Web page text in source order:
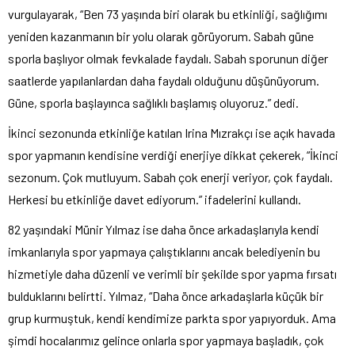
vurgulayarak, “Ben 73 yaşında biri olarak bu etkinliği, sağlığımı
yeniden kazanmanın bir yolu olarak görüyorum. Sabah güne
sporla başlıyor olmak fevkalade faydalı. Sabah sporunun diğer
saatlerde yapılanlardan daha faydalı olduğunu düşünüyorum.
Güne, sporla başlayınca sağlıklı başlamış oluyoruz.” dedi.
İkinci sezonunda etkinliğe katılan Irina Mızrakçı ise açık havada
spor yapmanın kendisine verdiği enerjiye dikkat çekerek, “İkinci
sezonum. Çok mutluyum. Sabah çok enerji veriyor, çok faydalı.
Herkesi bu etkinliğe davet ediyorum.” ifadelerini kullandı.
82 yaşındaki Münir Yılmaz ise daha önce arkadaşlarıyla kendi
imkanlarıyla spor yapmaya çalıştıklarını ancak belediyenin bu
hizmetiyle daha düzenli ve verimli bir şekilde spor yapma fırsatı
bulduklarını belirtti. Yılmaz, “Daha önce arkadaşlarla küçük bir
grup kurmuştuk, kendi kendimize parkta spor yapıyorduk. Ama
şimdi hocalarımız gelince onlarla spor yapmaya başladık, çok